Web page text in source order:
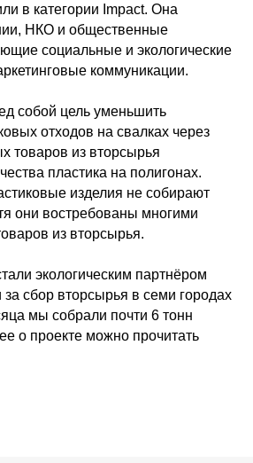
в категории Impact. Она
НКО и общественные
социальные и экологические
коммуникации.
собой цель уменьшить
отходов на свалках через
товаров из вторсырья
пластика на полигонах.
изделия не собирают
они востребованы многими
из вторсырья.
экологическим партнёром
за сбор вторсырья в семи городах
мы собрали почти 6 тонн
о проекте можно прочитать